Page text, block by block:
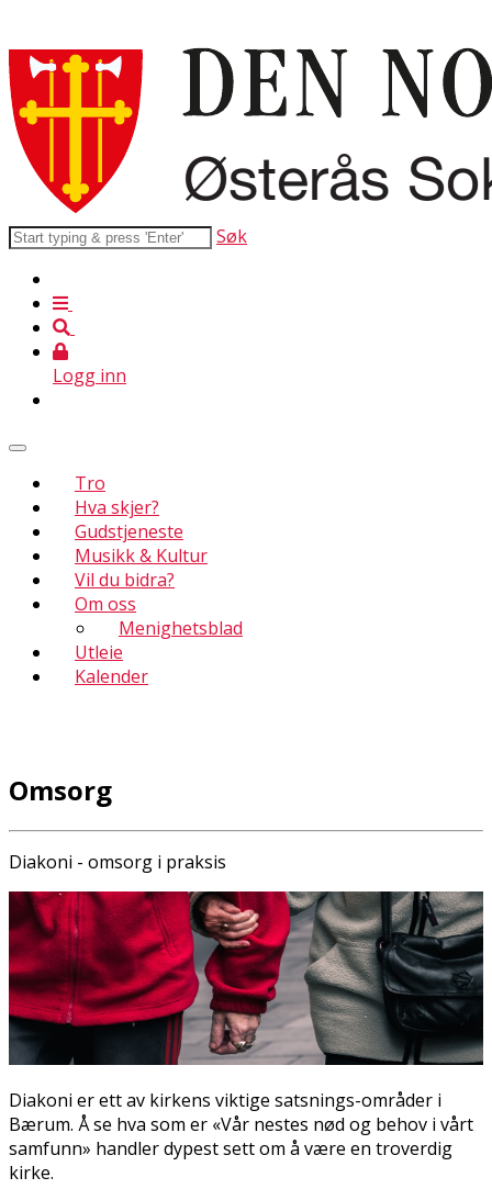
Søk
Logg inn
Tro
Hva skjer?
Gudstjeneste
Musikk & Kultur
Vil du bidra?
Om oss
Menighetsblad
Utleie
Kalender
Omsorg
Diakoni - omsorg i praksis
Diakoni er ett av kirkens viktige satsnings-områder i
Bærum. Å se hva som er «Vår nestes nød og behov i vårt
samfunn» handler dypest sett om å være en troverdig
kirke.